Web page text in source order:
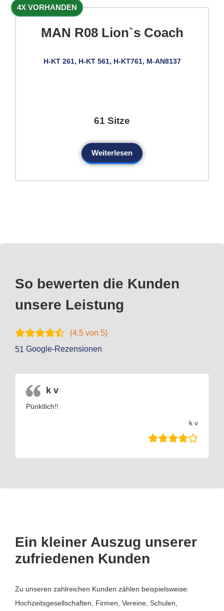
4X VORHANDEN
MAN R08 Lion`s Coach
H-KT 261, H-KT 561, H-KT761, M-AN8137
61 Sitze
Weiterlesen
So bewerten die Kunden
unsere Leistung
(4.5 von 5)
51 Google-Rezensionen
k v
Pünktlich!!
k v
Ein kleiner Auszug unserer
zufriedenen Kunden
Zu unseren zahlreichen Kunden zählen beispielsweise:
Hochzeitsgesellschaften, Firmen, Vereine, Schulen,